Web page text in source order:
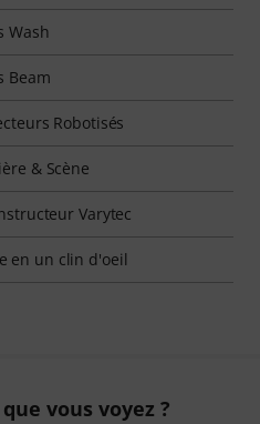
Wash
Beam
Robotisés
& Scène
Varytec
en un clin d'oeil
vous voyez ?